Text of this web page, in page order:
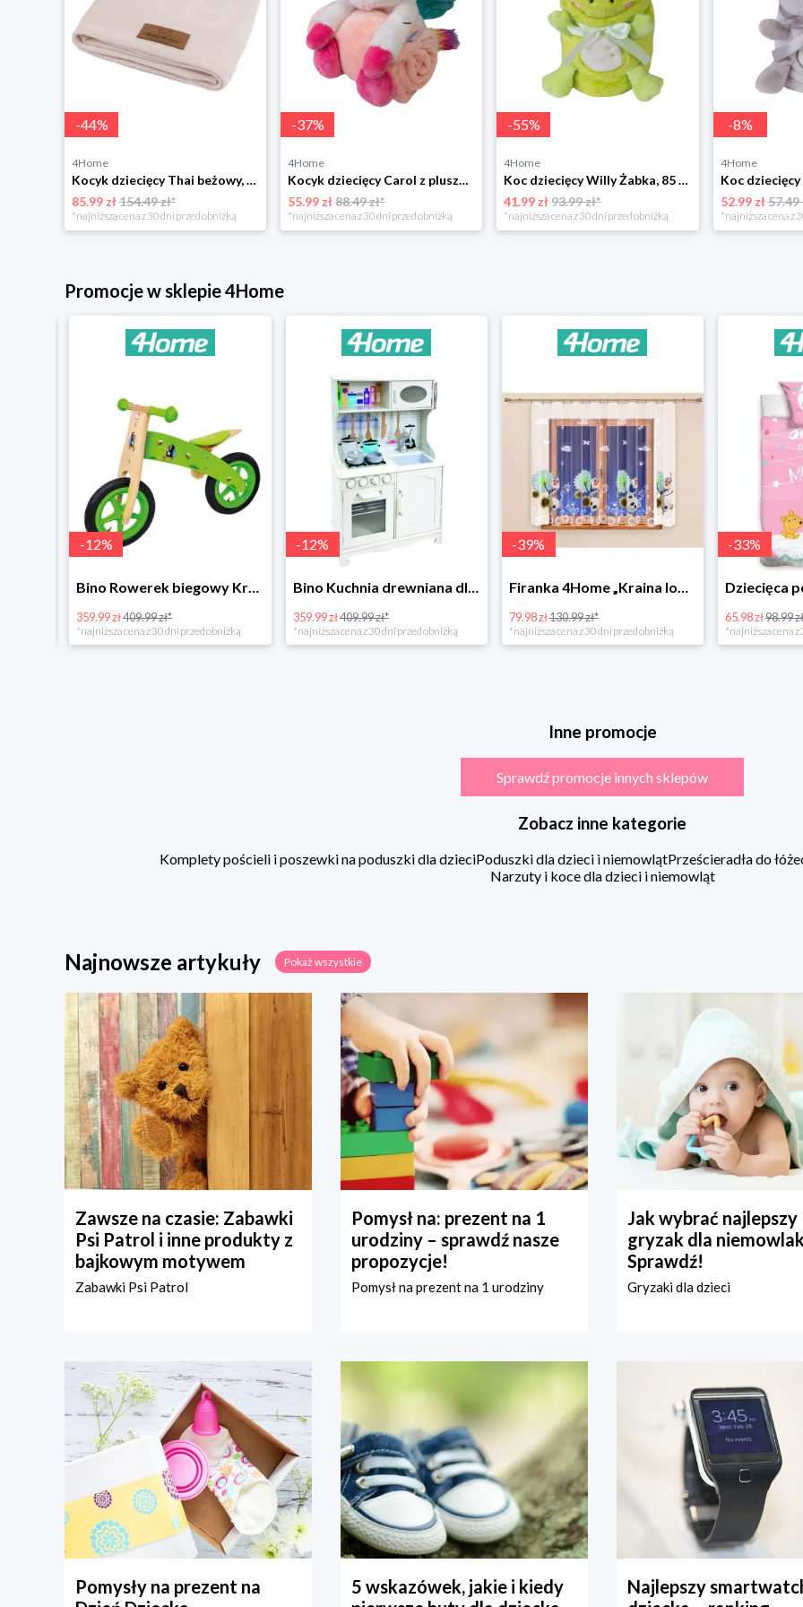
-44%
4Home
Kocyk dziecięcy Thai beżowy, 75 x 100 cm BabyMatex
85.99 zł154.49 zł*
*najniższa cena z 30 dni przed obniżką
-37%
4Home
Kocyk dziecięcy Carol z pluszakiem jednorożec, 85 x 100 cm BabyMatex
55.99 zł88.49 zł*
*najniższa cena z 30 dni przed obniżką
-55%
4Home
Koc dziecięcy Willy Żabka, 85 x 100 cm BabyMatex
41.99 zł93.99 zł*
*najniższa cena z 30 dni przed obniżką
-8%
4Home
52.99 zł57.49
*najniższa cena z
Promocje w sklepie 4Home
12%
Bino Rowerek biegowy Krecik
359.99 zł409.99 zł*
*najniższa cena z 30 dni przed obniżką
12%
Bino Kuchnia drewniana dla dzieci Provence
359.99 zł409.99 zł*
*najniższa cena z 30 dni przed obniżką
39%
Firanka 4Home „Kraina lodu” (Frozen)
79.98 zł130.99 zł*
*najniższa cena z 30 dni przed obniżką
-33%
65.98 zł98.99 zł*
*najniższa cena z
Inne promocje
Sprawdź promocje innych sklepów
Zobacz inne kategorie
Komplety pościeli i poszewki na poduszki dla dzieciPoduszki dla dzieci i niemowlątPrześcieradła do
Narzuty i koce dla dzieci i niemowląt
Najnowsze artykuły Pokaż wszystkie
Zawsze na czasie: Zabawki
Psi Patrol i inne produkty z
bajkowym motywem
Zabawki Psi Patrol
Pomysł na: prezent na 1
urodziny – sprawdź nasze
propozycje!
Pomysł na prezent na 1 urodziny
Jak wybrać najlepszy
gryzak dla
Sprawdź!
Gryzaki dla dzieci
Pomysły na prezent na
5 wskazówek, jakie i kiedy
Najlepszy